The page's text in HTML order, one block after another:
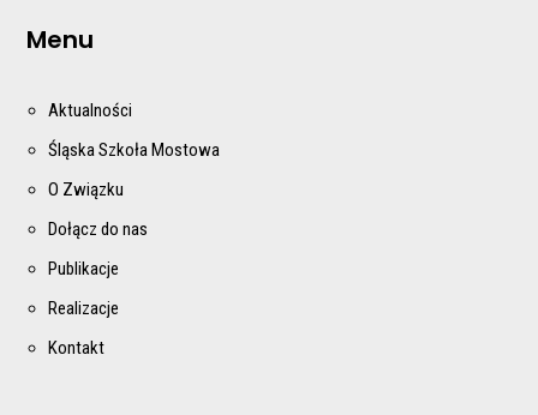
Menu
Aktualności
Śląska Szkoła Mostowa
O Związku
Dołącz do nas
Publikacje
Realizacje
Kontakt